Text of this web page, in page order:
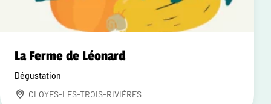
La Ferme de Léonard
Dégustation
CLOYES-LES-TROIS-RIVIÈRES